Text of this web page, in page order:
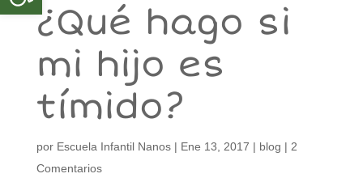
¿Qué hago si
mi hijo es
tímido?
por Escuela Infantil Nanos| Ene 13, 2017 | blog | 2
Comentarios